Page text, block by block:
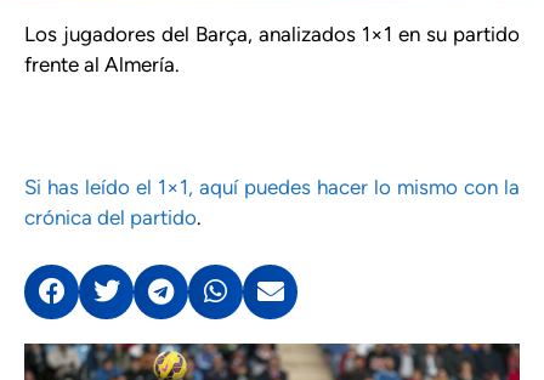
Los jugadores del Barça, analizados 1×1 en su partido
frente al Almería.
Si has leído el 1×1, aquí puedes hacer lo mismo con la
crónica del partido.